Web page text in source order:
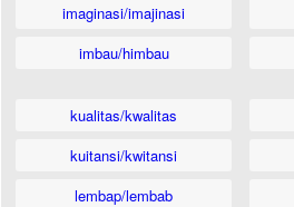
imaginasi/imajinasi
imbau/himbau
kualitas/kwalitas
kuitansi/kwitansi
lembap/lembab